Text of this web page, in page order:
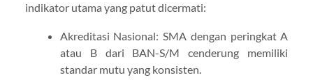
indikator utama yang patut dicermati:
Akreditasi Nasional: SMA dengan peringkat A
atau B dari BAN-S/M cenderung memiliki
standar mutu yang konsisten.